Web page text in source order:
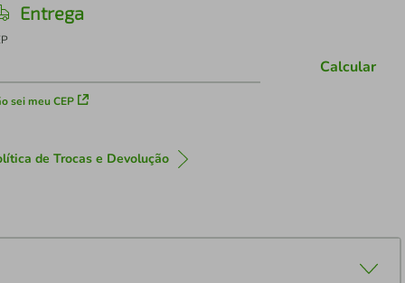
Entrega
sei meu CEP
Calcular
de Trocas e Devolução